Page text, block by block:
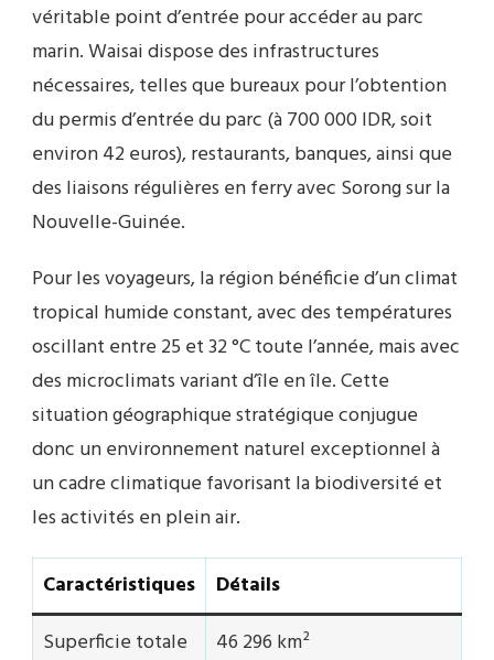
véritable point d’entrée pour accéder au parc
marin. Waisai dispose des infrastructures
nécessaires, telles que bureaux pour l’obtention
du permis d’entrée du parc (à 700 000 IDR, soit
environ 42 euros), restaurants, banques, ainsi que
des liaisons régulières en ferry avec Sorong sur la
Nouvelle-Guinée.
Pour les voyageurs, la région bénéficie d’un climat
tropical humide constant, avec des températures
oscillant entre 25 et 32 °C toute l’année, mais avec
des microclimats variant d’île en île. Cette
situation géographique stratégique conjugue
donc un environnement naturel exceptionnel à
un cadre climatique favorisant la biodiversité et
les activités en plein air.
Caractéristiques
Détails
Superficie totale
46 296 km²